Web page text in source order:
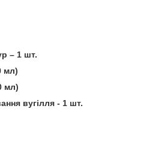
– 1 шт.
мл)
мл)
вугілля - 1 шт.